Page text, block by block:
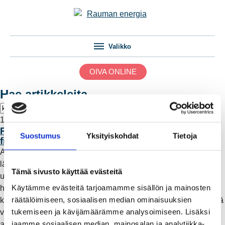
Suostumus Yksityiskohdat Tietoja
Tämä sivusto käyttää evästeitä
Käytämme evästeitä tarjoamamme sisällön ja mainosten
räätälöimiseen, sosiaalisen median ominaisuuksien
tukemiseen ja kävijämäärämme analysoimiseen. Lisäksi
Valikko
OIVA ONLINE
Hae artikkeleita
10.6.2026 10:00
REO x koti Huovilainen: Kuormanohjauksella
fiksumpaa sähkönkäyttöä
Aurinkopaneelit katolla, sähköauto pihassa ja lämmitys
lämpöpumpulla – monipuolinen sähkönkäyttö on arkea yhä
useammassa kodissa. Huovilaisten kotona sähkönkäyttöä
hallitaan kuormanohjauksella, joka pitää kulutuksen ja
kustannukset kurissa. Se on hyvä esimerkki siitä, miten sähköä
voidaan käyttää entistä fiksummin oikeilla ratkaisuilla ja